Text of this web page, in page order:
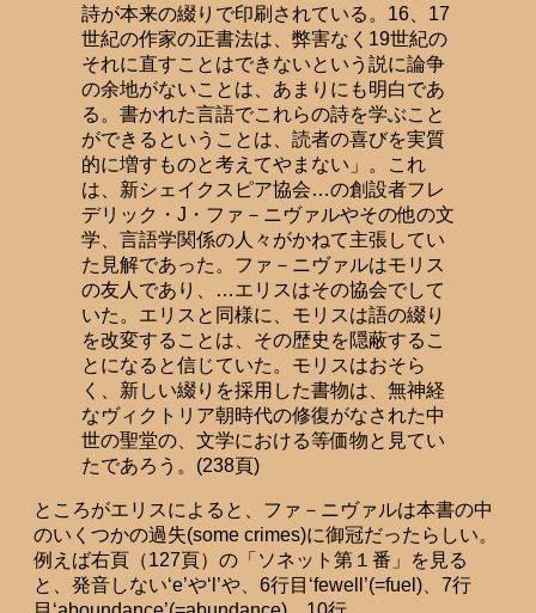
詩が本来の綴りで印刷されている。16、17
世紀の作家の正書法は、弊害なく19世紀の
それに直すことはできないという説に論争
の余地がないことは、あまりにも明白であ
る。書かれた言語でこれらの詩を学ぶこと
ができるということは、読者の喜びを実質
的に増すものと考えてやまない」。これ
は、新シェイクスピア協会…の創設者フレ
デリック・J・ファ－ニヴァルやその他の文
学、言語学関係の人々がかねて主張してい
た見解であった。ファ－ニヴァルはモリス
の友人であり、…エリスはその協会でして
いた。エリスと同様に、モリスは語の綴り
を改変することは、その歴史を隠蔽するこ
とになると信じていた。モリスはおそら
く、新しい綴りを採用した書物は、無神経
なヴィクトリア朝時代の修復がなされた中
世の聖堂の、文学における等価物と見てい
たであろう。(238頁)
ところがエリスによると、ファ－ニヴァルは本書の中
のいくつかの過失(some crimes)に御冠だったらしい。
例えば右頁（127頁）の「ソネット第１番」を見る
と、発音しない‘e’や‘l’や、6行目‘fewell’(=fuel)、7行